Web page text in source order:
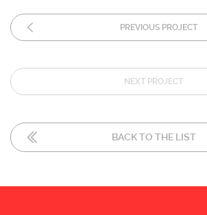
PREVIOUS PROJECT
NEXT PROJECT
BACK TO THE LIST